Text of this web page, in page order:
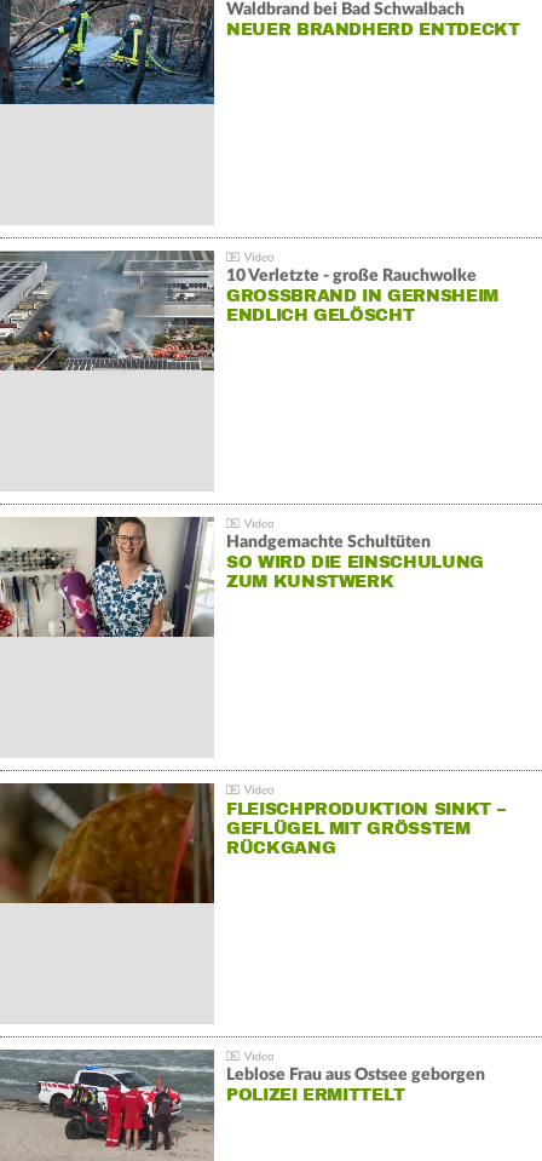
Waldbrand bei Bad Schwalbach
NEUER BRANDHERD ENTDECKT
10 Verletzte - große Rauchwolke
GROSSBRAND IN GERNSHEIM E
NDLICH GELÖSCHT
Handgemachte Schultüten
SO WIRD DIE EINSCHULUNG
ZUM KUNSTWERK
FLEISCHPRODUKTION SINKT –
GEFLÜGEL MIT GRÖSSTEM R
ÜCKGANG
Leblose Frau aus Ostsee geborgen
POLIZEI ERMITTELT